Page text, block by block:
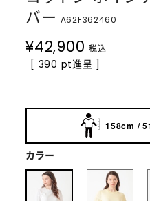
バー A62F362460
¥42,900 税込
[ 390 pt進呈 ]
158cm /
カラー